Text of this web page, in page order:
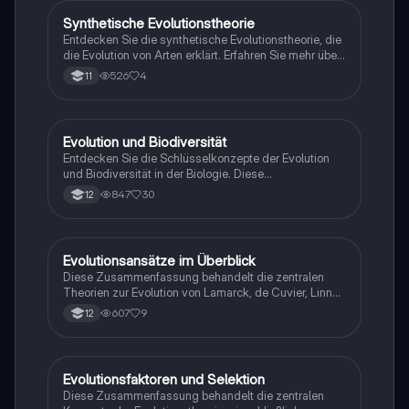
deren Belege suchen.
Biologie
Synthetische Evolutionstheorie
Entdecken Sie die synthetische Evolutionstheorie, die
die Evolution von Arten erklärt. Erfahren Sie mehr über
die 6 Evolutionsfaktoren wie Mutation, Selektion und
Gendrift, die die genetische Vielfalt und die
11 526 4
Biologie
Evolution und Biodiversität
Entdecken Sie die Schlüsselkonzepte der Evolution
und Biodiversität in der Biologie. Diese
Zusammenfassung behandelt genetische Variabilität,
Evolutionstheorien (Lamarck und Darwin), natürliche
vorbereiten oder ihr Wissen vertiefen möchten.
12 847 30
Biologie
Evolutionsansätze im Überblick
Diese Zusammenfassung behandelt die zentralen
Theorien zur Evolution von Lamarck, de Cuvier, Linné
und Darwin. Erfahren Sie mehr über die Mechanismen
der natürlichen Selektion, die Katastrophentheorie und
12 607 9
Biologie
Evolutionsfaktoren und Selektion
Diese Zusammenfassung behandelt die zentralen